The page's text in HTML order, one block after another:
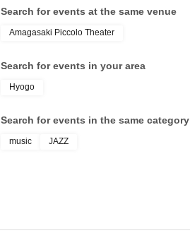
Search for events at the same venue
Amagasaki Piccolo Theater
Search for events in your area
Hyogo
Search for events in the same category
music JAZZ